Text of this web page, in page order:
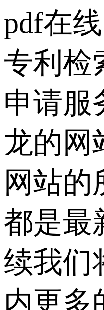
pdf在线
专利检
申请服
龙的网
网站的
都是最
续我们
内更多